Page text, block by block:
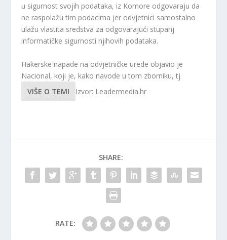
u sigurnost svojih podataka, iz Komore odgovaraju da
ne raspolažu tim podacima jer odvjetnici samostalno
ulažu vlastita sredstva za odgovarajući stupanj
informatičke sigurnosti njihovih podataka.
Hakerske napade na odvjetničke urede objavio je
Nacional, koji je, kako navode u tom zborniku, tj
VIŠE O TEMI
Izvor: Leadermedia.hr
SHARE:
RATE: